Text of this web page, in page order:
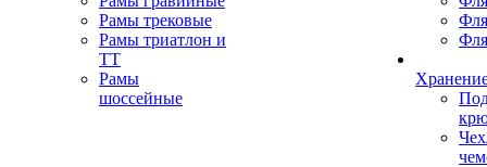
Рамы трековые
Рамы триатлон и
ТТ
Рамы
шоссейные